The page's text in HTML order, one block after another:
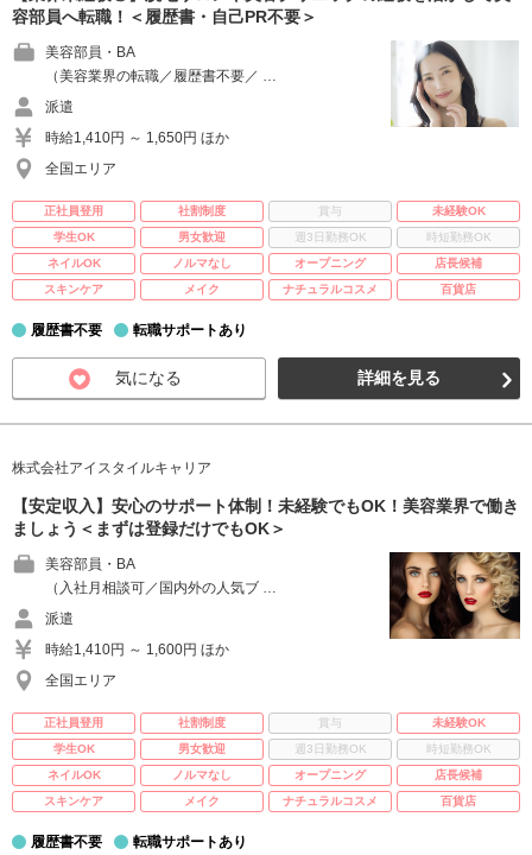
容部員へ転職！＜履歴書・自己PR不要＞
美容部員・BA
（美容業界の転職／履歴書不要／ …
派遣
時給1,410円 ～ 1,650円 ほか
全国エリア
正社員登用 社割制度 賞与
未経験OK
学生OK
男女歓迎 週3日勤務OK
時短勤務OK
ネイルOK
ノルマなし オープニング
店長候補
スキンケア
メイク ナチュラルコスメ 百貨店
履歴書不要 転職サポートあり
気になる 詳細を見る
株式会社アイスタイルキャリア
【安定収入】安心のサポート体制！未経験でもOK！美容業界で働き
ましょう＜まずは登録だけでもOK＞
美容部員・BA
（入社月相談可／国内外の人気ブ …
派遣
時給1,410円 ～ 1,600円 ほか
全国エリア
正社員登用 社割制度 賞与
未経験OK
学生OK
男女歓迎 週3日勤務OK
時短勤務OK
ネイルOK
ノルマなし オープニング
店長候補
スキンケア
メイク ナチュラルコスメ 百貨店
履歴書不要 転職サポートあり